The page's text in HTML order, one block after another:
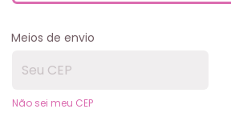
Meios de envio
Não sei meu CEP